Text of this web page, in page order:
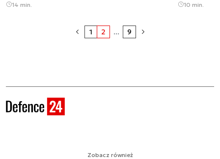
14 min. 10 min.
1 2 ... 9
Zobacz również